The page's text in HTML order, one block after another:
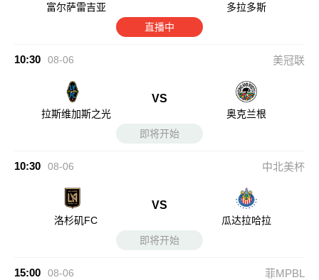
富尔萨雷吉亚
多拉多斯
直播中
10:30 08-06 美冠联
拉斯维加斯之光
VS
奥克兰根
即将开始
10:30 08-06 中北美杯
洛杉矶FC
VS
瓜达拉哈拉
即将开始
15:00 08-06 菲MPBL